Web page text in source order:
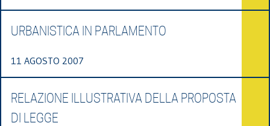
URBANISTICA IN PARLAMENTO
11 AGOSTO 2007
RELAZIONE ILLUSTRATIVA DELLA PROPOSTA
DI LEGGE